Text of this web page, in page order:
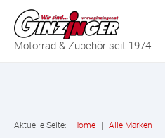
Motorrad & Zubehör seit 1974
Aktuelle Seite: Home Alle Marken